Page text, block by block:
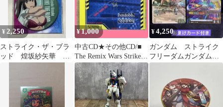
¥2,250
ストライク・ザ・ブラ
ッド 煌坂紗矢華 缶
¥1,000
中古CD★その他CD/■
The Remix Wars Strike 1
【21CCD15/0780472001
520】B22681
¥4,250
ガンダム ストライク
フリーダムガンダム
EX Hi-νガンダムEX パ